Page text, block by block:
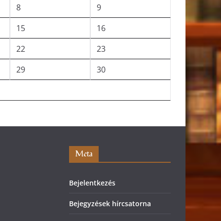
8
9
15
16
22
23
29
30
Meta
Bejelentkezés
Bejegyzések hírcsatorna